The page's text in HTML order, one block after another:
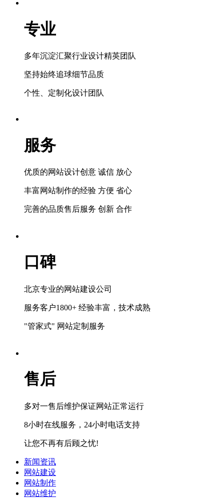
专业
多年沉淀汇聚行业设计精英团队
坚持始终追球细节品质
个性、定制化设计团队
服务
优质的网站设计创意 诚信 放心
丰富网站制作的经验 方便 省心
完善的品质售后服务 创新 合作
口碑
北京专业的网站建设公司
服务客户1800+ 经验丰富，技术成熟
"管家式" 网站定制服务
售后
多对一售后维护保证网站正常运行
8小时在线服务，24小时电话支持
让您不再有后顾之忧!
新闻资讯
网站建设
网站制作
网站维护